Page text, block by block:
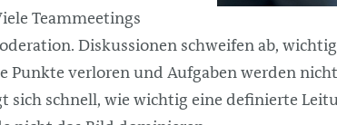
Teammeetings
Diskussionen schweifen ab,
Punkte verloren und Aufgaben werden
sich schnell, wie wichtig eine definierte